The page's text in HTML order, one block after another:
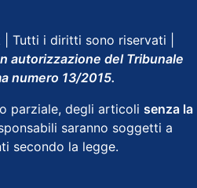
Tutti i diritti sono riservati |
autorizzazione del Tribunale
numero 13/2015.
parziale, degli articoli senza la
saranno soggetti a
secondo la legge.